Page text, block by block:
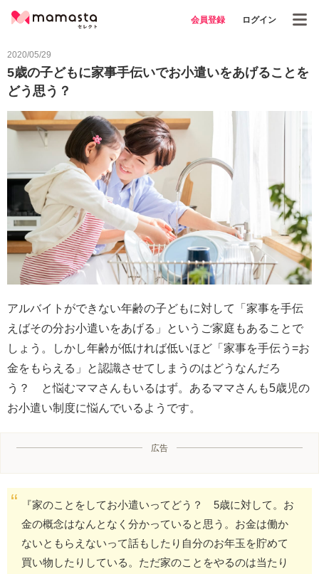
会員登録 ログイン
2020/05/29
5歳の子どもに家事手伝いでお小遣いをあげることを
どう思う？
アルバイトができない年齢の子どもに対して「家事を手伝
えばその分お小遣いをあげる」というご家庭もあることで
しょう。しかし年齢が低ければ低いほど「家事を手伝う=お
金をもらえる」と認識させてしまうのはどうなんだろ
う？ と悩むママさんもいるはず。あるママさんも5歳児の
お小遣い制度に悩んでいるようです。
広告
『家のことをしてお小遣いってどう？ 5歳に対して。お
金の概念はなんとなく分かっていると思う。お金は働か
ないともらえないって話もしたり自分のお年玉を貯めて
買い物したりしている。ただ家のことをやるのは当たり